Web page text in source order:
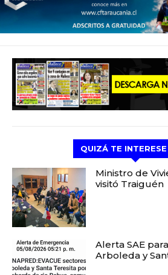
QUIZÁ TE INTERESE
Ministro de
visitó Traiguén
Alerta SAE
Arboleda y